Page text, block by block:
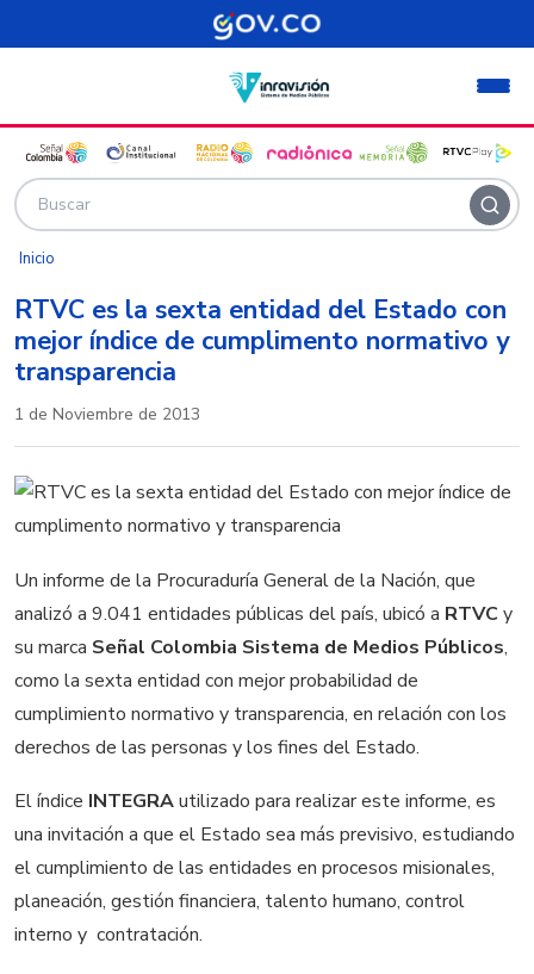
Pasar al contenido principal
Inicio
RTVC es la sexta entidad del Estado con
mejor índice de cumplimento normativo y
transparencia
1 de Noviembre de 2013
Un informe de la Procuraduría General de la Nación, que
analizó a 9.041 entidades públicas del país, ubicó a RTVC y
su marca Señal Colombia Sistema de Medios Públicos,
como la sexta entidad con mejor probabilidad de
cumplimiento normativo y transparencia, en relación con los
derechos de las personas y los fines del Estado.
El índice INTEGRAutilizado para realizar este informe, es
una invitación a que el Estado sea más previsivo, estudiando
el cumplimiento de las entidades en procesos misionales,
planeación, gestión financiera, talento humano, control
interno y contratación.